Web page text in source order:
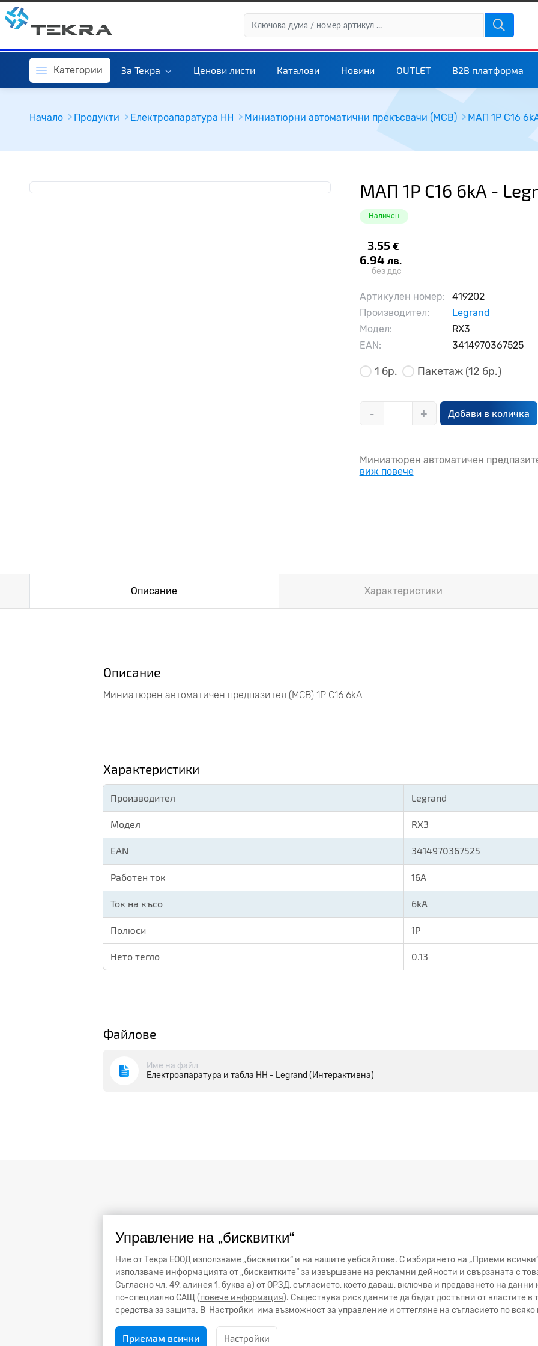
Управление на „бисквитки“
Ние от Текра ЕООД използваме „бисквитки“ и на нашите уебсайтове. С избирането на „Приеми
използваме информацията от „бисквитките“ за извършване на рекламни дейности и свързаната с
Съгласно чл. 49, алинея 1, буква а) от ОРЗД, съгласието, което даваш, включва и предаването на
по-специално САЩ (повече информация). Съществува риск данните да бъдат достъпни от властите
средства за защита. В Настройки има възможност за управление и оттегляне на съгласието по всяко
Приемам всички Настройки
Категории За Текра Ценови листи Каталози Новини OUTLET B2B платформа
Начало Продукти Електроапаратура НН Миниатюрни автоматични прекъсвачи (MCB) МАП 1P C16
МАП 1P C16 6kA -
Наличен
3.55 €
6.94 лв.
без ддс
Артикулен номер:
419202
Производител:
Legrand
Модел:
RX3
EAN:
3414970367525
1 бр. Пакетаж (12 бр.)
- + Добави в количка
Миниатюрен автоматичен
виж повече
Описание Характеристики
Описание
Миниатюрен автоматичен предпазител (MCB) 1P C16 6kA
Характеристики
Производител Legrand
Модел RX3
EAN 3414970367525
Работен ток 16A
Ток на късо 6kA
Полюси 1P
Нето тегло 0.13
Файлове
Име на файл
Електроапаратура и табла НН - Legrand (Интерактивна)